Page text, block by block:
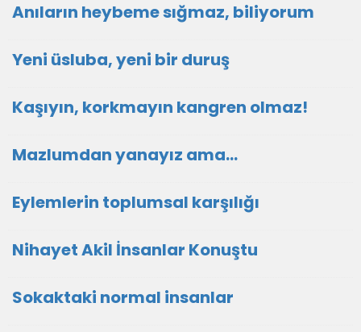
Anıların heybeme sığmaz, biliyorum
Yeni üsluba, yeni bir duruş
Kaşıyın, korkmayın kangren olmaz!
Mazlumdan yanayız ama…
Eylemlerin toplumsal karşılığı
Nihayet Akil İnsanlar Konuştu
Sokaktaki normal insanlar